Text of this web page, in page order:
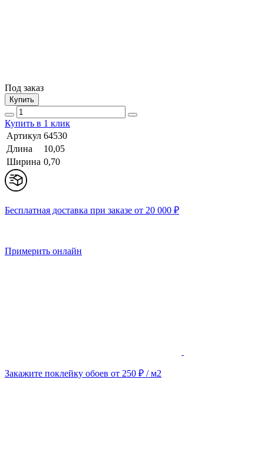
Под заказ
Купить
Купить в 1 клик
Артикул 64530
Длина
10,05
Ширина 0,70
Бесплатная доставка при заказе от 20 000 ₽
Примерить онлайн
Закажите поклейку обоев от 250 ₽ / м2